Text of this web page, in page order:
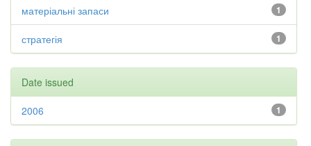
1
матеріальні запаси
1
стратегія
Date issued
1
2006